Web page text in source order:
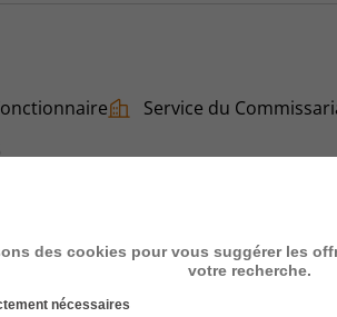
Service du
H/F
des cookies pour vous suggérer les
votre recherche.
nécessaires